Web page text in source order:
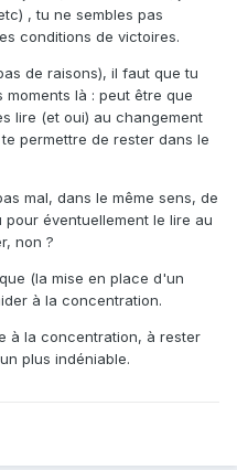
, tu ne sembles pas
conditions de victoires.
de raisons), il faut que tu
là : peut être que
lire (et oui) au changement
permettre de rester dans le
mal, dans le même sens, de
éventuellement le lire au
non ?
(la mise en place d'un
à la concentration.
à la concentration, à rester
plus indéniable.